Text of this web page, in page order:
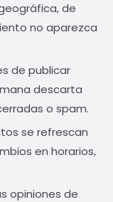
de
no aparezca
de publicar
descarta
o spam.
se refrescan
en horarios,
opiniones de